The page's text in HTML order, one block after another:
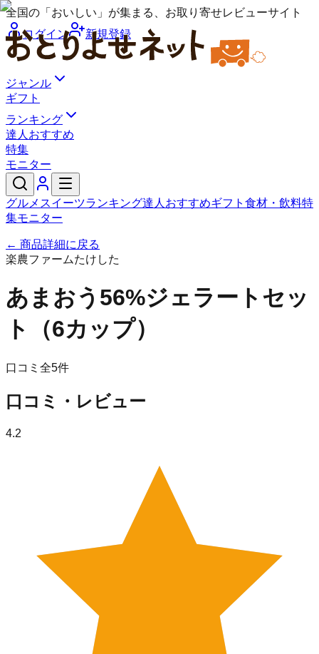
全国の「おいしい」が集まる、お取り寄せレビューサイト
ログイン
新規登録
ジャンル
ギフト
ランキング
達人おすすめ
特集
モニター
グルメ スイーツランキング達人おすすめギフト 食材・飲料特
集モニター
← 商品詳細に戻る
楽農ファームたけした
あまおう56%ジェラートセッ
ト（6カップ）
口コミ全5件
口コミ・レビュー
4.2